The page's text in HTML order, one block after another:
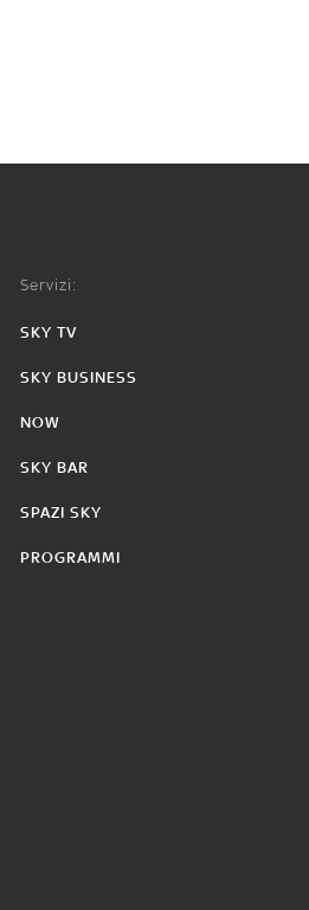
Servizi:
SKY TV
SKY BUSINESS
NOW
SKY BAR
SPAZI SKY
PROGRAMMI